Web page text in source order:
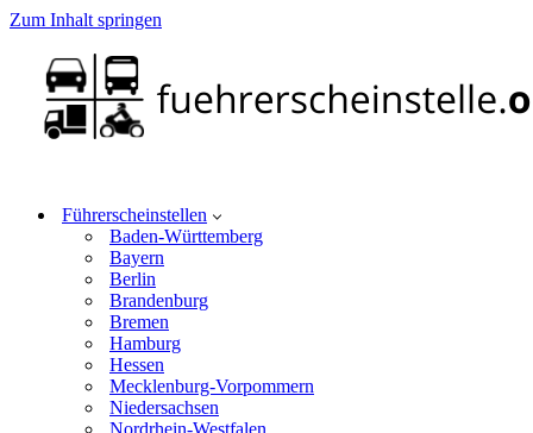
Zum Inhalt springen
Führerscheinstellen
Baden-Württemberg
Bayern
Berlin
Brandenburg
Bremen
Hamburg
Hessen
Mecklenburg-Vorpommern
Niedersachsen
Nordrhein-Westfalen